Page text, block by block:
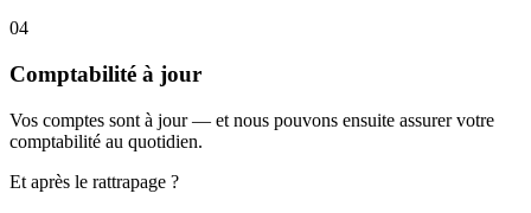
04
Comptabilité à jour
Vos comptes sont à jour — et nous pouvons ensuite assurer votre
comptabilité au quotidien.
Et après le rattrapage ?